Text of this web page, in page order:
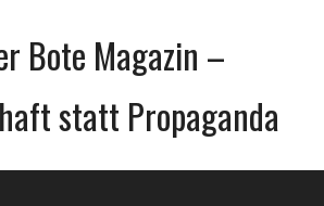
Bote Magazin –
statt Propaganda